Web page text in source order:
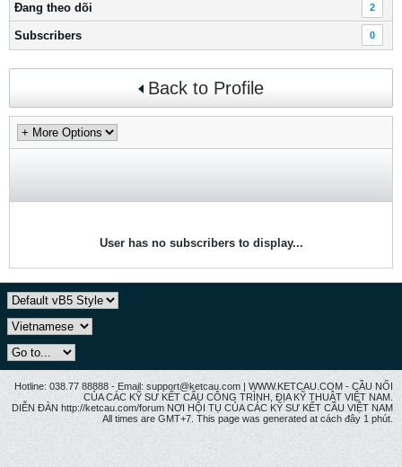
Ðang theo dõi 2
Subscribers 0
Back to Profile
User has no subscribers to display...
Hotline: 038.77 88888 - Email: support@ketcau.com | WWW.KETCAU.COM - CẦU NỐI
CỦA CÁC KỸ SƯ KẾT CẤU CÔNG TRÌNH, ĐỊA KỸ THUẬT VIỆT NAM.
DIỄN ĐÀN http://ketcau.com/forum NƠI HỘI TỤ CỦA CÁC KỸ SƯ KẾT CÂU VIỆT NAM
All times are GMT+7. This page was generated at cách đây 1 phút.